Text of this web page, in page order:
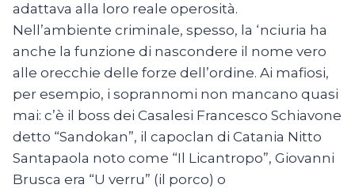
adattava alla loro reale operosità.
Nell’ambiente criminale, spesso, la ‘nciuria ha
anche la funzione di nascondere il nome vero
alle orecchie delle forze dell’ordine. Ai mafiosi,
per esempio, i soprannomi non mancano quasi
mai: c’è il boss dei Casalesi Francesco Schiavone
detto “Sandokan”, il capoclan di Catania Nitto
Santapaola noto come “Il Licantropo”, Giovanni
Brusca era “U verru” (il porco) o